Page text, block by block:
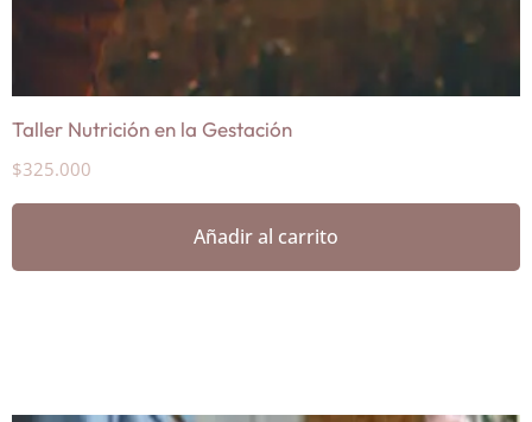
Taller Nutrición en la Gestación
$325.000
Añadir al carrito